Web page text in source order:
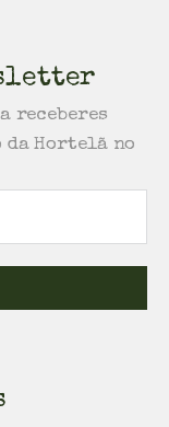
receberes
Hortelã no